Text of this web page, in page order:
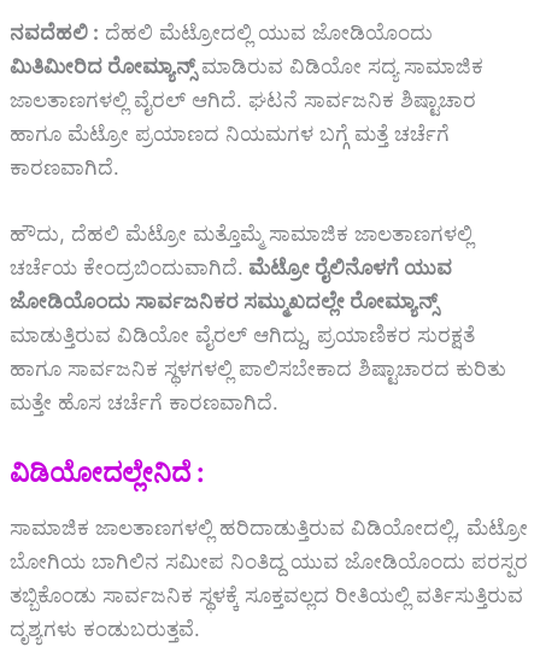
ನವದೆಹಲಿ : ದೆಹಲಿ ಮೆಟ್ರೋದಲ್ಲಿ ಯುವ ಜೋಡಿಯೊಂದು
ಮಿತಿಮೀರಿದ ರೋಮ್ಯಾನ್ಸ್ಮಾಡಿರುವ ವಿಡಿಯೋ ಸದ್ಯ ಸಾಮಾಜಿಕ
ಜಾಲತಾಣಗಳಲ್ಲಿ ವೈರಲ್ ಆಗಿದೆ. ಘಟನೆ ಸಾರ್ವಜನಿಕ ಶಿಷ್ಟಾಚಾರ
ಹಾಗೂ ಮೆಟ್ರೋ ಪ್ರಯಾಣದ ನಿಯಮಗಳ ಬಗ್ಗೆ ಮತ್ತೆ ಚರ್ಚೆಗೆ
ಕಾರಣವಾಗಿದೆ.
ಹೌದು, ದೆಹಲಿ ಮೆಟ್ರೋ ಮತ್ತೊಮ್ಮೆ ಸಾಮಾಜಿಕ ಜಾಲತಾಣಗಳಲ್ಲಿ
ಚರ್ಚೆಯ ಕೇಂದ್ರಬಿಂದುವಾಗಿದೆ. ಮೆಟ್ರೋ ರೈಲಿನೊಳಗೆ ಯುವ
ಜೋಡಿಯೊಂದು ಸಾರ್ವಜನಿಕರ ಸಮ್ಮುಖದಲ್ಲೇ ರೋಮ್ಯಾನ್ಸ್
ಮಾಡುತ್ತಿರುವ ವಿಡಿಯೋ ವೈರಲ್ ಆಗಿದ್ದು, ಪ್ರಯಾಣಿಕರ ಸುರಕ್ಷತೆ
ಹಾಗೂ ಸಾರ್ವಜನಿಕ ಸ್ಥಳಗಳಲ್ಲಿ ಪಾಲಿಸಬೇಕಾದ ಶಿಷ್ಟಾಚಾರದ ಕುರಿತು
ಮತ್ತೇ ಹೊಸ ಚರ್ಚೆಗೆ ಕಾರಣವಾಗಿದೆ.
ವಿಡಿಯೋದಲ್ಲೇನಿದೆ :
ಸಾಮಾಜಿಕ ಜಾಲತಾಣಗಳಲ್ಲಿ ಹರಿದಾಡುತ್ತಿರುವ ವಿಡಿಯೋದಲ್ಲಿ, ಮೆಟ್ರೋ
ಬೋಗಿಯ ಬಾಗಿಲಿನ ಸಮೀಪ ನಿಂತಿದ್ದ ಯುವ ಜೋಡಿಯೊಂದು ಪರಸ್ಪರ
ತಬ್ಬಿಕೊಂಡು ಸಾರ್ವಜನಿಕ ಸ್ಥಳಕ್ಕೆ ಸೂಕ್ತವಲ್ಲದ ರೀತಿಯಲ್ಲಿ ವರ್ತಿಸುತ್ತಿರುವ
ದೃಶ್ಯಗಳು ಕಂಡುಬರುತ್ತವೆ.